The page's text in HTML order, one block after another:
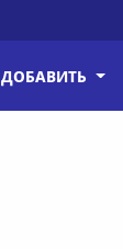
ДОБАВИТЬ